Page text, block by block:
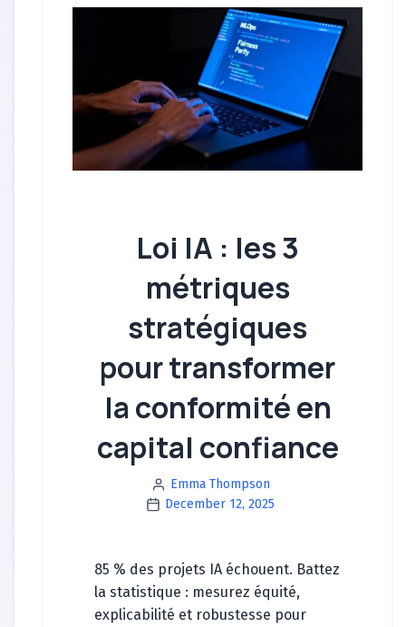
Loi IA : les 3
métriques
stratégiques
pour transformer
la conformité en
capital confiance
Emma Thompson
December 12, 2025
85 % des projets IA échouent. Battez
la statistique : mesurez équité,
explicabilité et robustesse pour